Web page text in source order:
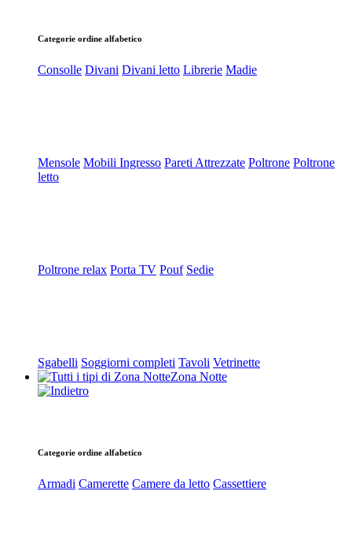
Categorie ordine alfabetico
Consolle Divani Divani letto Librerie Madie
Mensole Mobili Ingresso Pareti Attrezzate Poltrone Poltrone
letto
Poltrone relax Porta TV Pouf Sedie
Sgabelli Soggiorni completi Tavoli Vetrinette
Zona Notte
Categorie ordine alfabetico
Armadi Camerette Camere da letto Cassettiere